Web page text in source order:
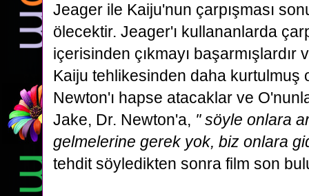
Jeager ile Kaiju'nun çarpışması
ölecektir. Jeager'ı kullananlarda
içerisinden çıkmayı başarmışlardır
Kaiju tehlikesinden daha kurtulmuş
Newton'ı hapse atacaklar ve
Jake, Dr. Newton'a, '' söyle onlara
gelmelerine gerek yok, biz onlara
tehdit söyledikten sonra film son